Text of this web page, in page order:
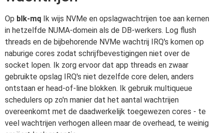
Op blk-mq Ik wijs NVMe en opslagwachtrijen toe aan kernen
in hetzelfde NUMA-domein als de DB-werkers. Log flush
threads en de bijbehorende NVMe wachtrij IRQ's komen op
naburige cores zodat schrijfbevestigingen niet over de
socket lopen. Ik zorg ervoor dat app threads en zwaar
gebruikte opslag IRQ's niet dezelfde core delen, anders
ontstaan er head-of-line blokken. Ik gebruik multiqueue
schedulers op zo'n manier dat het aantal wachtrijen
overeenkomt met de daadwerkelijk toegewezen cores - te
veel wachtrijen verhogen alleen maar de overhead, te weinig